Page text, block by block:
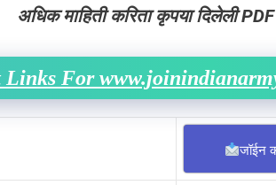
अधिक माहिती करिता कृपया दिलेली PDF
Links For
जॉईन